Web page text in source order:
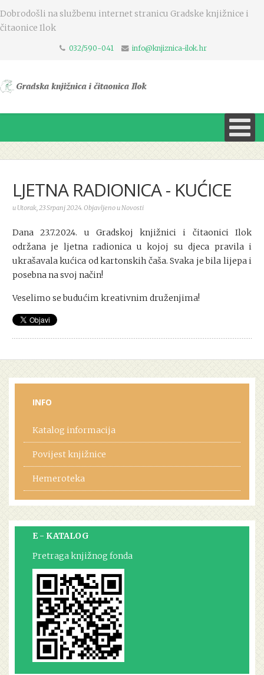
Dobrodošli na službenu internet stranicu Gradske knjižnice i
čitaonice Ilok
032/590-041 info@knjiznica-ilok.hr
LJETNA RADIONICA - KUĆICE
u Utorak, 23 Srpanj 2024. Objavljeno u Novosti
Dana 23.7.2024. u Gradskoj knjižnici i čitaonici Ilok
održana je ljetna radionica u kojoj su djeca pravila i
ukrašavala kućica od kartonskih čaša. Svaka je bila lijepa i
posebna na svoj način!
Veselimo se budućim kreativnim druženjima!
INFO
Katalog informacija
Povijest knjižnice
Hemeroteka
E - KATALOG
Pretraga knjižnog fonda